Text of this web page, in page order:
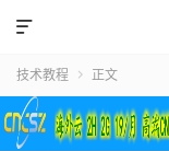

技术教程  正文